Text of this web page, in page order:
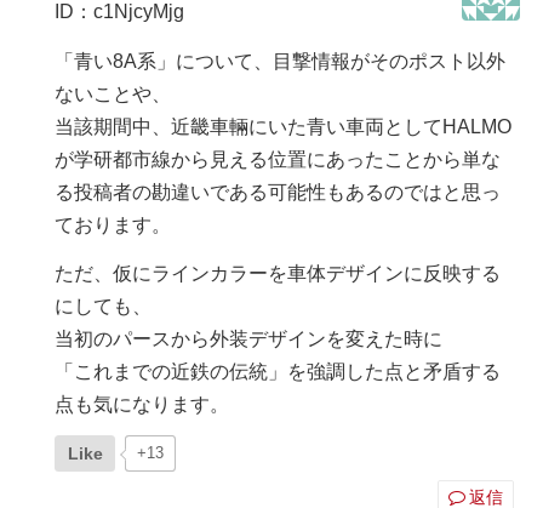
ID：c1NjcyMjg
「青い8A系」について、目撃情報がそのポスト以外
ないことや、
当該期間中、近畿車輛にいた青い車両としてHALMO
が学研都市線から見える位置にあったことから単な
る投稿者の勘違いである可能性もあるのではと思っ
ております。
ただ、仮にラインカラーを車体デザインに反映する
にしても、
当初のパースから外装デザインを変えた時に
「これまでの近鉄の伝統」を強調した点と矛盾する
点も気になります。
Like +13
返信